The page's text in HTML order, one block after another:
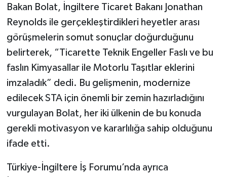
Bakan Bolat, İngiltere Ticaret Bakanı Jonathan
Reynolds ile gerçekleştirdikleri heyetler arası
görüşmelerin somut sonuçlar doğurduğunu
belirterek, “Ticarette Teknik Engeller Faslı ve bu
faslın Kimyasallar ile Motorlu Taşıtlar eklerini
imzaladık” dedi. Bu gelişmenin, modernize
edilecek STA için önemli bir zemin hazırladığını
vurgulayan Bolat, her iki ülkenin de bu konuda
gerekli motivasyon ve kararlılığa sahip olduğunu
ifade etti.
Türkiye-İngiltere İş Forumu’nda ayrıca